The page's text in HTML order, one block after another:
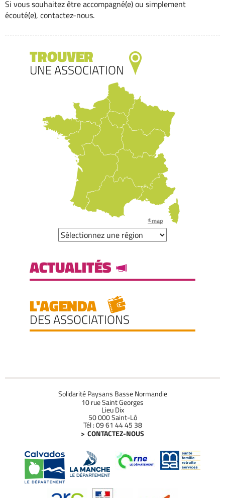
Si vous souhaitez être accompagné(e) ou simplement
écouté(e), contactez-nous.
TROUVER
UNE ASSOCIATION
©map
ACTUALITÉS
L'AGENDA
DES ASSOCIATIONS
Solidarité Paysans Basse Normandie
10 rue Saint Georges
Lieu Dix
50 000 Saint-Lô
Tél : 09 61 44 45 38
CONTACTEZ-NOUS